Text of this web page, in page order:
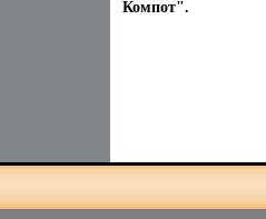
Компот".